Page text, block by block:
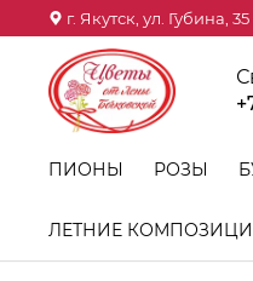
г. Якутск, ул. Губина, 35
ПИОНЫ РОЗЫ
ЛЕТНИЕ